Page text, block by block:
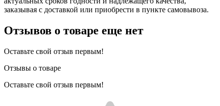
заказывая с доставкой или приобрести в пункте самовывоза.
Отзывов о товаре еще нет
Оставьте свой отзыв первым!
Отзывы о товаре
Оставьте свой отзыв первым!